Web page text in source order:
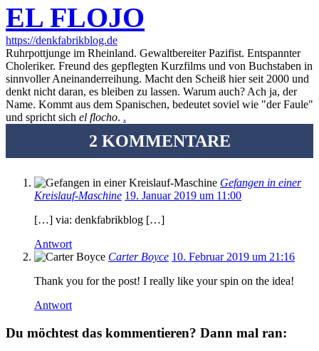
EL FLOJO
https://denkfabrikblog.de
Ruhrpottjunge im Rheinland. Gewaltbereiter Pazifist. Entspannter
Choleriker. Freund des gepflegten Kurzfilms und von Buchstaben in
sinnvoller Aneinanderreihung. Macht den Scheiß hier seit 2000 und
denkt nicht daran, es bleiben zu lassen. Warum auch? Ach ja, der
Name. Kommt aus dem Spanischen, bedeutet soviel wie "der Faule"
und spricht sich el flocho. .
2 KOMMENTARE
Gefangen in einer
Kreislauf-Maschine 19. Januar 2019 um 11:00
[…] via: denkfabrikblog […]
Antwort
Carter Boyce 10. Februar 2019 um 21:16
Thank you for the post! I really like your spin on the idea!
Antwort
Du möchtest das kommentieren? Dann mal ran: